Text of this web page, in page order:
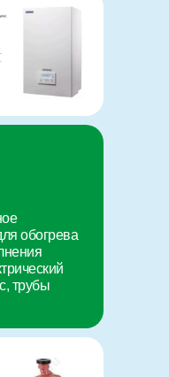
обогрева
трубы